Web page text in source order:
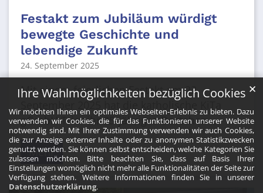
Ihre Wahlmöglichkeiten bezüglich Cookies
Wir möchten Ihnen ein optimales Webseiten-Erlebnis zu bieten. Dazu
verwenden wir Cookies, die für das Funktionieren unserer Website
notwendig sind. Mit Ihrer Zustimmung verwenden wir auch Cookies,
die zur Anzeige externer Inhalte oder zu anonymen Statistikzwecken
genutzt werden. Sie können selbst entscheiden, welche Kategorien Sie
zulassen möchten. Bitte beachten Sie, dass auf Basis Ihrer
Einstellungen womöglich nicht mehr alle Funktionalitäten der Seite zur
Verfügung stehen. Weitere Informationen finden Sie in unserer
Datenschutzerklärung.
✕
Festakt zum Jubiläum würdigt
bewegte Geschichte und
lebendige Zukunft
24. September 2025
Mit einem feierlichen Festakt am 23.
September 2025 hat die katholische KiTa
gGmbH Trier ihr 25-jähriges Bestehen ...
Mehr